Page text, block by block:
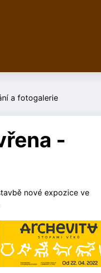
a fotogalerie
-
nové expozice ve